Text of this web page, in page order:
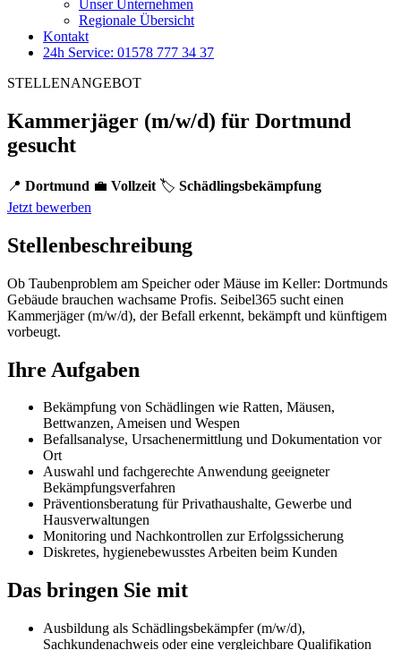
Unser Unternehmen
Regionale Übersicht
Kontakt
24h Service: 01578 777 34 37
STELLENANGEBOT
Kammerjäger (m/w/d) für Dortmund
gesucht
📍 Dortmund 💼 Vollzeit 🏷️ Schädlingsbekämpfung
Jetzt bewerben
Stellenbeschreibung
Ob Taubenproblem am Speicher oder Mäuse im Keller: Dortmunds
Gebäude brauchen wachsame Profis. Seibel365 sucht einen
Kammerjäger (m/w/d), der Befall erkennt, bekämpft und künftigem
vorbeugt.
Ihre Aufgaben
Bekämpfung von Schädlingen wie Ratten, Mäusen,
Bettwanzen, Ameisen und Wespen
Befallsanalyse, Ursachenermittlung und Dokumentation vor
Ort
Auswahl und fachgerechte Anwendung geeigneter
Bekämpfungsverfahren
Präventionsberatung für Privathaushalte, Gewerbe und
Hausverwaltungen
Monitoring und Nachkontrollen zur Erfolgssicherung
Diskretes, hygienebewusstes Arbeiten beim Kunden
Das bringen Sie mit
Ausbildung als Schädlingsbekämpfer (m/w/d),
Sachkundenachweis oder eine vergleichbare Qualifikation